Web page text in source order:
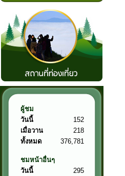
ผู้ชม
วันนี้
152
เมื่อวาน
218
ทั้งหมด
376,781
ชมหน้าอื่นๆ
วันนี้
295